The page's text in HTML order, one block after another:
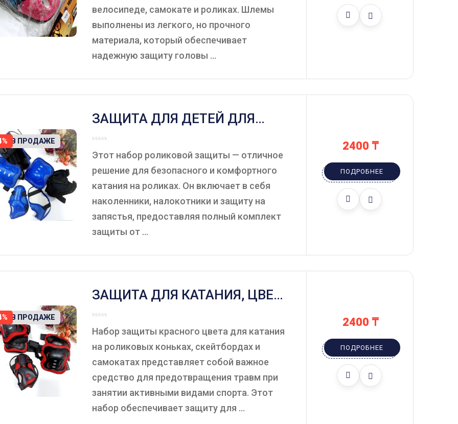
велосипеде, самокате и роликах. Шлемы
выполнены из легкого, но прочного
материала, который обеспечивает
надежную защиту головы ...
В ПРОДАЖЕ
ЗАЩИТА ДЛЯ ДЕТЕЙ ДЛЯ
РОЛИКОВ, ЦВЕТ СИНИЙ.
Этот набор роликовой защиты — отличное
решение для безопасного и комфортного
катания на роликах. Он включает в себя
наколенники, налокотники и защиту на
запястья, предоставляя полный комплект
защиты от ...
2400 ₸
ПОДРОБНЕЕ
В ПРОДАЖЕ
ЗАЩИТА ДЛЯ КАТАНИЯ, ЦВЕТ
КРАСНЫЙ.
Набор защиты красного цвета для катания
на роликовых коньках, скейтбордах и
самокатах представляет собой важное
средство для предотвращения травм при
занятии активными видами спорта. Этот
набор обеспечивает защиту для ...
2400 ₸
ПОДРОБНЕЕ